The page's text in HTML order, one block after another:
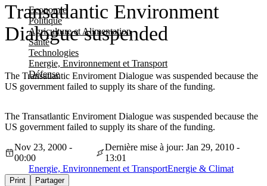
Economie
Politique
Agriculture et Alimentation
Santé
Technologies
Energie, Environnement et Transport
Défense
Transatlantic Environment
Dialogue suspended
The Transatlantic Enviroment Dialogue was suspended because the
US government failed to supply its share of the funding.
The Transatlantic Enviroment Dialogue was suspended because the
US government failed to supply its share of the funding.
Nov 23, 2000 -
00:00
Dernière mise à jour: Jan 29, 2010 -
13:01
Energie, Environnement et TransportEnergie & Climat
Print Partager